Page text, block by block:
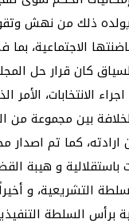
يولده ذلك من نهش
الاجتماعية،
كان قرار حل
الانتخابات،
بين مجموعة من
كما تم اصدار
و هيبة
التشريعية، و
برأس السلطة